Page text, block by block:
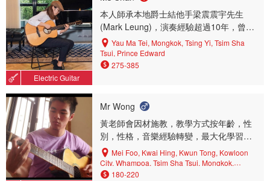
Mun, To Kwa Wan, Hung Hom
Electric Guitar
本人師承本地爵士結他手梁震震宇先生
(Mark Leung)，演奏經驗超過10年，曾於
各琴行及社區中心任職音樂導師，擅長各
美國流行音樂風格，包括：爵士樂、散拍
音樂、藍調音樂、搖滾樂、民搖音樂，曾
Yau Ma Tei, Mongkok, Tsing Yi, Tsim Sha
Tsui, Prince Edward
275-385
Mr Wong
黃老師會因材施教，教學方式按年齡，性
別，性格，音樂經驗轉變，最大化學習進
度。保證半年見到成效！只收有心人，學
生不學習，神仙也難救。跟隨經驗老到的
老師，學生也要下苦功記憶，練習，厘
Mei Foo, Kwai Hing, Kwun Tong, Kowloon
City, Whampoa, Tsim Sha Tsui, Mongkok,
Cheung Sha Wan, Tai Po, Kwai Chung, Choi
180-220